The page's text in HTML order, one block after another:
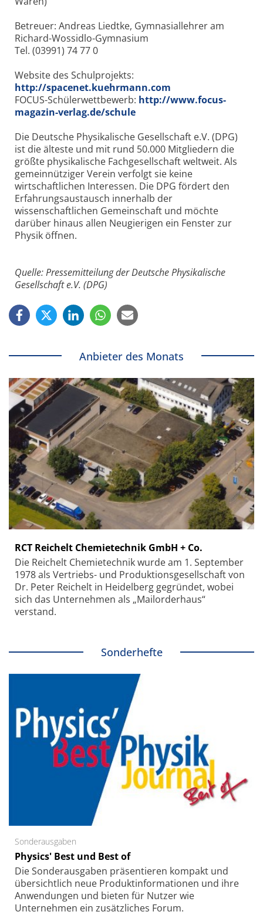
Betreuer: Andreas Liedtke, Gymnasiallehrer am
Richard-Wossidlo-Gymnasium
Tel. (03991) 74 77 0
Website des Schulprojekts:
http://spacenet.kuehrmann.com
FOCUS-Schülerwettbewerb: http://www.focus-
magazin-verlag.de/schule
Die Deutsche Physikalische Gesellschaft e.V. (DPG)
ist die älteste und mit rund 50.000 Mitgliedern die
größte physikalische Fachgesellschaft weltweit. Als
gemeinnütziger Verein verfolgt sie keine
wirtschaftlichen Interessen. Die DPG fördert den
Erfahrungsaustausch innerhalb der
wissenschaftlichen Gemeinschaft und möchte
darüber hinaus allen Neugierigen ein Fenster zur
Physik öffnen.
Quelle: Pressemitteilung der Deutsche Physikalische
Gesellschaft e.V. (DPG)
Anbieter des Monats
RCT Reichelt Chemietechnik GmbH + Co.
Die Reichelt Chemietechnik wurde am 1. September
1978 als Vertriebs- und Produktionsgesellschaft von
Dr. Peter Reichelt in Heidelberg gegründet, wobei
sich das Unternehmen als „Mailorderhaus“
verstand.
Sonderhefte
Sonderausgaben
Physics' Best und Best of
Die Sonder­ausgaben präsentieren kompakt und
übersichtlich neue Produkt­informationen und ihre
Anwendungen und bieten für Nutzer wie
Unternehmen ein zusätzliches Forum.